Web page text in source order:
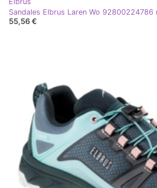
Sandales Elbrus Laren Wo 92800224786
55,56 €